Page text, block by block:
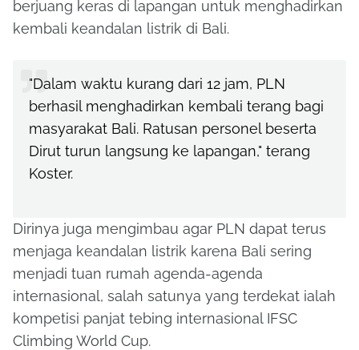
berjuang keras di lapangan untuk menghadirkan
kembali keandalan listrik di Bali.
"Dalam waktu kurang dari 12 jam, PLN
berhasil menghadirkan kembali terang bagi
masyarakat Bali. Ratusan personel beserta
Dirut turun langsung ke lapangan," terang
Koster.
Dirinya juga mengimbau agar PLN dapat terus
menjaga keandalan listrik karena Bali sering
menjadi tuan rumah agenda-agenda
internasional, salah satunya yang terdekat ialah
kompetisi panjat tebing internasional IFSC
Climbing World Cup.